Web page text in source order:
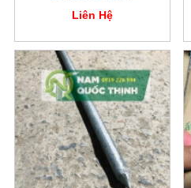
Liên Hệ